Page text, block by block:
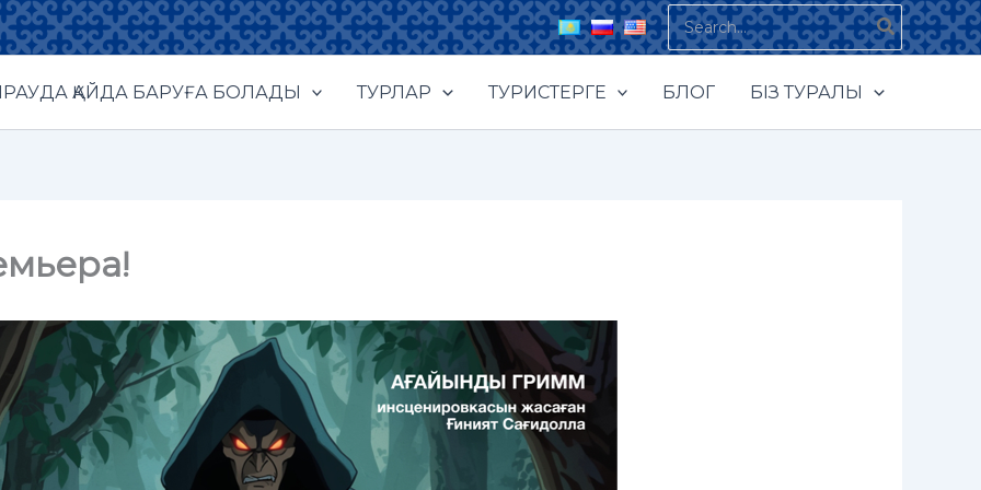
Search
for:
ҚАЙДА БАРУҒА БОЛАДЫ ТУРЛАР ТУРИСТЕРГЕ БЛОГ БІЗ ТУРАЛЫ